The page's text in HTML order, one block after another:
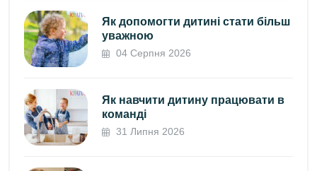
Як допомогти дитині стати більш
уважною
04 Серпня 2026
Як навчити дитину працювати в
команді
31 Липня 2026